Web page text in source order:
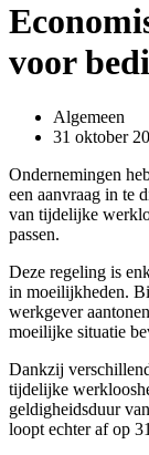
voor
Algemeen
31 oktober
Ondernemingen
een aanvraag in te
van tijdelijke
passen.
Deze regeling is
in moeilijkheden.
werkgever
moeilijke situatie
Dankzij
tijdelijke
geldigheidsduur
loopt echter af op